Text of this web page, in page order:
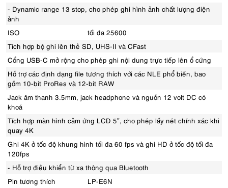
- Dynamic range 13 stop, cho phép ghi hình ảnh chất lượng điện
ảnh
ISO
tối đa 25600
Tích hợp bộ ghi lên thẻ SD, UHS-II và CFast
Cổng USB-C mở rộng cho phép ghi nội dung trực tiếp lên ổ cứng
Hỗ trợ các định dạng file tương thích với các NLE phổ biến, bao
gồm 10-bit ProRes và 12-bit RAW
Jack âm thanh 3.5mm, jack headphone và nguồn 12 volt DC có
khoá
Tích hợp màn hình cảm ứng LCD 5″, cho phép lấy nét chính xác khi
quay 4K
Ghi 4K ở tốc độ khung hình tối đa 60 fps và ghi HD ở tốc độ tối đa
120fps
- Hỗ trợ điều khiển từ xa thông qua Bluetooth
Pin tương thích
LP-E6N